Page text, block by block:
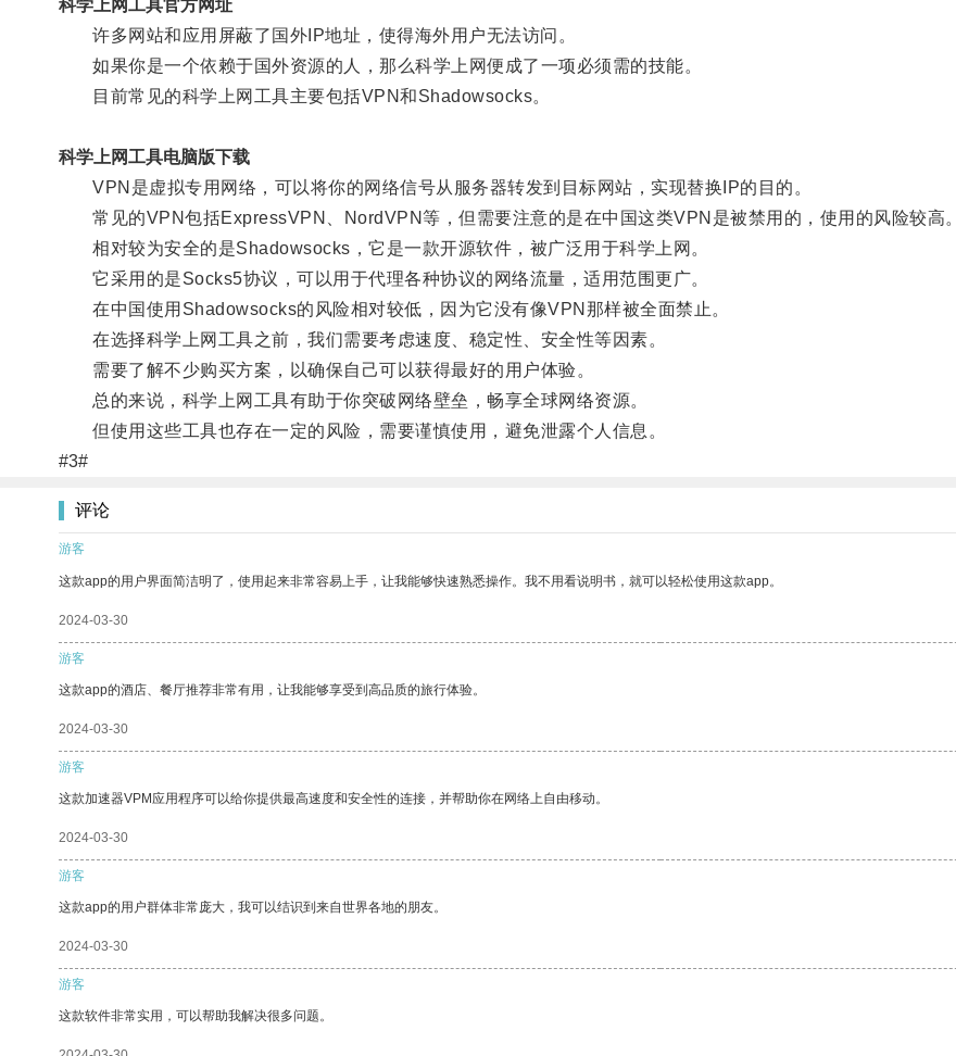
科学上网工具官方网址
许多网站和应用屏蔽了国外IP地址，使得海外用户无法访问。
如果你是一个依赖于国外资源的人，那么科学上网便成了一项必须需的技能。
目前常见的科学上网工具主要包括VPN和Shadowsocks。
科学上网工具电脑版下载
VPN是虚拟专用网络，可以将你的网络信号从服务器转发到目标网站，实现替换IP的目的。
常见的VPN包括ExpressVPN、NordVPN等，但需要注意的是在中国这类VPN是被禁用的，使用的风险较高。
相对较为安全的是Shadowsocks，它是一款开源软件，被广泛用于科学上网。
它采用的是Socks5协议，可以用于代理各种协议的网络流量，适用范围更广。
在中国使用Shadowsocks的风险相对较低，因为它没有像VPN那样被全面禁止。
在选择科学上网工具之前，我们需要考虑速度、稳定性、安全性等因素。
需要了解不少购买方案，以确保自己可以获得最好的用户体验。
总的来说，科学上网工具有助于你突破网络壁垒，畅享全球网络资源。
但使用这些工具也存在一定的风险，需要谨慎使用，避免泄露个人信息。
#3#
评论
游客
这款app的用户界面简洁明了，使用起来非常容易上手，让我能够快速熟悉操作。我不用看说明书，就可以轻松使用这款app。
2024-03-30
游客
这款app的酒店、餐厅推荐非常有用，让我能够享受到高品质的旅行体验。
2024-03-30
游客
这款加速器VPM应用程序可以给你提供最高速度和安全性的连接，并帮助你在网络上自由移动。
2024-03-30
游客
这款app的用户群体非常庞大，我可以结识到来自世界各地的朋友。
2024-03-30
游客
这款软件非常实用，可以帮助我解决很多问题。